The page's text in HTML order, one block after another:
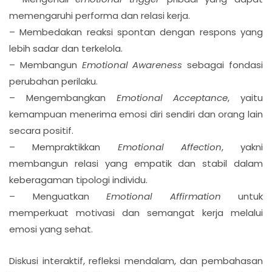
memengaruhi performa dan relasi kerja.
– Membedakan reaksi spontan dengan respons yang
lebih sadar dan terkelola.
– Membangun Emotional Awareness sebagai fondasi
perubahan perilaku.
– Mengembangkan Emotional Acceptance, yaitu
kemampuan menerima emosi diri sendiri dan orang lain
secara positif.
– Mempraktikkan Emotional Affection, yakni
membangun relasi yang empatik dan stabil dalam
keberagaman tipologi individu.
– Menguatkan Emotional Affirmation untuk
memperkuat motivasi dan semangat kerja melalui
emosi yang sehat.
Diskusi interaktif, refleksi mendalam, dan pembahasan